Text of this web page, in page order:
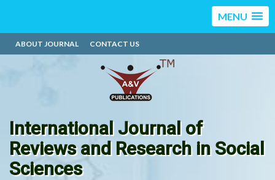
MENU
ABOUT JOURNAL CONTACT US
International Journal of
Reviews and Research in Social
Sciences